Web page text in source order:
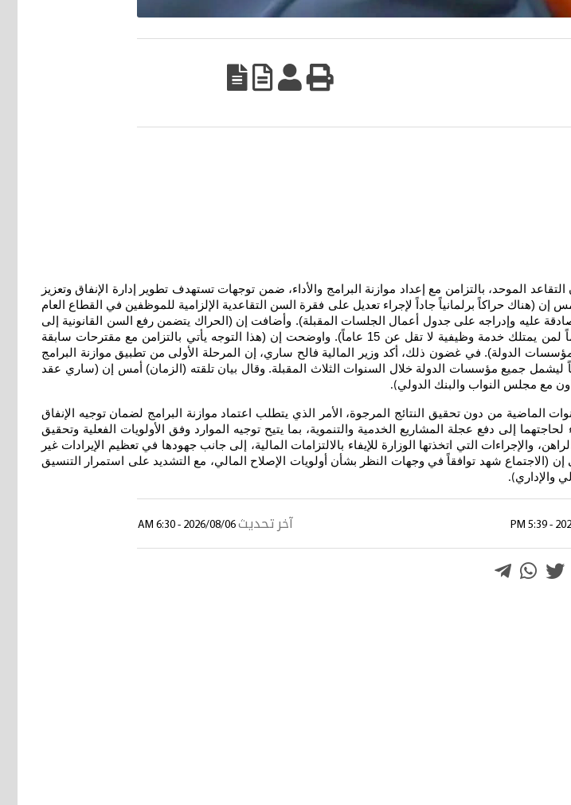
الموحد، بالتزامن مع إعداد موازنة البرامج والأداء، ضمن توجهات تستهدف تطوير إدارة الإنفاق وتعزيز
(هناك حراكاً برلمانياً جاداً لإجراء تعديل على فقرة السن التقاعدية الإلزامية للموظفين في القطاع العام
عليه وإدراجه على جدول أعمال الجلسات المقبلة). وأضافت إن (الحراك يتضمن رفع السن القانونية إلى
63 عاماً بدلاً من 60 عاماً المعمول بها حالياً، بينما ستبقى السن الاختيارية للتقاعد عند 50 عاماً لمن يمتلك خدمة وظيفية لا تقل عن 15 عاماً). واوضحت إن (هذا التوجه يأتي بالتزامن مع مقترحات سابقة
مؤسسات الدولة). في غضون ذلك، أكد وزير المالية فالح ساري، إن المرحلة الأولى من تطبيق موازنة البرامج
ليشمل جميع مؤسسات الدولة خلال السنوات الثلاث المقبلة. وقال بيان تلقته (الزمان) أمس إن (ساري عقد
مع مجلس النواب والبنك الدولي).
من دون تحقيق النتائج المرجوة، الأمر الذي يتطلب اعتماد موازنة البرامج لضمان توجيه الإنفاق
إلى دفع عجلة المشاريع الخدمية والتنموية، بما يتيح توجيه الموارد وفق الأولويات الفعلية وتحقيق
التي اتخذتها الوزارة للإيفاء بالالتزامات المالية، إلى جانب جهودها في تعظيم الإيرادات غير
(الاجتماع شهد توافقاً في وجهات النظر بشأن أولويات الإصلاح المالي، مع التشديد على استمرار التنسيق
والإداري).
آخر تحديث 2026/08/06 - 6:30 AM